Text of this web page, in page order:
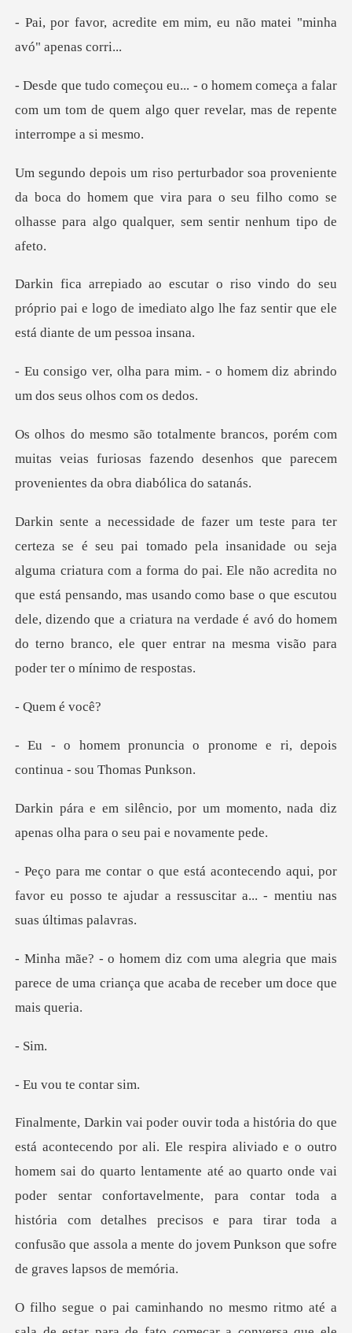
e em mim, eu não matei "m
meça a falar
com um tom de quem algo quer r
a boca do homem que vira para o seu filho como se
olhas
seu
próprio pai e logo de imediato algo lhe faz
mim. - o homem diz abrindo
u
com
muitas veias furiosas fazendo desenhos que p
ura com a forma do pai. Ele não acredita no
que está pensando, mas usando como base o que escutou
dele, dizendo que a
em é
pronome e ri, depois
cont
m momento, nada diz
apenas olha
aqui, por
favor eu posso te ajudar a ressus
ria que mais
parece de uma criança que
Si
u te co
mem sai do quarto lentamente até ao quarto onde vai
poder sentar confortavelmente, para contar toda a
história com de